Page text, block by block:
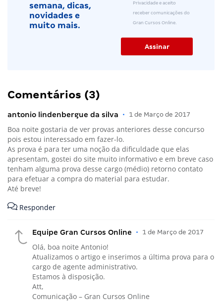
semana, dicas,
novidades e
muito mais.
Privacidade e aceito
receber comunicações do
Gran Cursos Online.
Comentários (3)
antonio lindenbergue da silva • 1 de Março de 2017
Boa noite gostaria de ver provas anteriores desse concurso
pois estou interessado em fazer-lo.
As prova é para ter uma noção da dificuldade que elas
apresentam, gostei do site muito informativo e em breve caso
tenham alguma prova desse cargo (médio) retorno contato
para efetuar a compra do material para estudar.
Até breve!
Responder
Equipe Gran Cursos Online • 1 de Março de 2017
Olá, boa noite Antonio!
Atualizamos o artigo e inserimos a última prova para o
cargo de agente administrativo.
Estamos à disposição.
Att,
Comunicação – Gran Cursos Online